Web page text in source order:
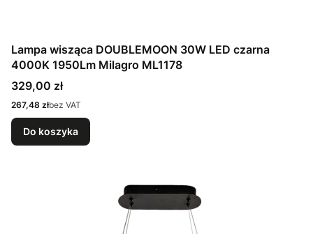
Lampa wisząca DOUBLEMOON 30W LED czarna
4000K 1950Lm Milagro ML1178
Cena
329,00 zł
Cena
267,48 złbez VAT
Do koszyka